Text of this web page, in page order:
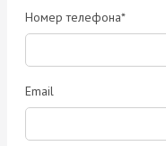
Номер телефона*
Email